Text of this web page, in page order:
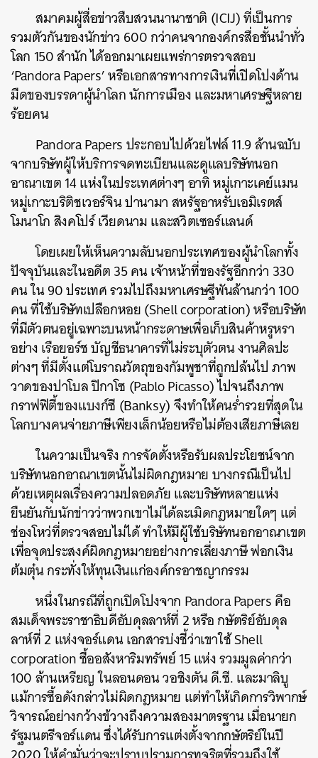
สมาคมผู้สื่อข่าวสืบสวนนานาชาติ (ICIJ) ที่เป็นการ
รวมตัวกันของนักข่าว 600 กว่าคนจากองค์กรสื่อชั้นนำทั่ว
โลก 150 สำนัก ได้ออกมาเผยแพร่การตรวจสอบ
‘Pandora Papers’ หรือเอกสารทางการเงินที่เปิดโปงด้าน
มืดของบรรดาผู้นำโลก นักการเมือง และมหาเศรษฐีหลาย
ร้อยคน
Pandora Papers ประกอบไปด้วยไฟล์ 11.9 ล้านฉบับ
จากบริษัทผู้ให้บริการจดทะเบียนและดูแลบริษัทนอก
อาณาเขต14 แห่งในประเทศต่างๆ อาทิ หมู่เกาะเคย์แมน
หมู่เกาะบริติชเวอร์จิน ปานามา สหรัฐอาหรับเอมิเรตส์
โมนาโก สิงคโปร์ เวียดนาม และสวิตเซอร์แลนด์
โดยเผยให้เห็นความลับนอกประเทศของผู้นำโลกทั้ง
ปัจจุบันและในอดีต 35 คน เจ้าหน้าที่ของรัฐอีกกว่า 330
คน ใน 90 ประเทศ รวมไปถึงมหาเศรษฐีพันล้านกว่า 100
คน ที่ใช้บริษัทเปลือกหอย (Shell corporation) หรือบริษัท
ที่มีตัวตนอยู่เฉพาะบนหน้ากระดาษเพื่อเก็บสินค้าหรูหรา
อย่าง เรือยอร์ช บัญชีธนาคารที่ไม่ระบุตัวตน งานศิลปะ
ต่างๆ ที่มีตั้งแต่โบราณวัตถุของกัมพูชาที่ถูกปล้นไป ภาพ
วาดของปาโบล ปิกาโซ (Pablo Picasso) ไปจนถึงภาพ
กราฟฟิตี้ของแบงก์ซี (Banksy) จึงทำให้คนร่ำรวยที่สุดใน
โลกบางคนจ่ายภาษีเพียงเล็กน้อยหรือไม่ต้องเสียภาษีเลย
ในความเป็นจริง การจัดตั้งหรือรับผลประโยชน์จาก
บริษัทนอกอาณาเขตนั้นไม่ผิดกฎหมาย บางกรณีเป็นไป
ด้วยเหตุผลเรื่องความปลอดภัย และบริษัทหลายแห่ง
ยืนยันกับนักข่าวว่าพวกเขาไม่ได้ละเมิดกฎหมายใดๆ แต่
ช่องโหว่ที่ตรวจสอบไม่ได้ ทำให้มีผู้ใช้บริษัทนอกอาณาเขต
เพื่อจุดประสงค์ผิดกฎหมายอย่างการเลี่ยงภาษี ฟอกเงิน
ต้มตุ๋น กระทั่งให้ทุนเงินแก่องค์กรอาชญากรรม
หนึ่งในกรณีที่ถูกเปิดโปงจาก Pandora Papers คือ
สมเด็จพระราชาธิบดีอับดุลลาห์ที่ 2 หรือ กษัตริย์อับดุล
ลาห์ที่ 2 แห่งจอร์แดน เอกสารบ่งชี้ว่าเขาใช้ Shell
corporation ซื้ออสังหาริมทรัพย์ 15 แห่ง รวมมูลค่ากว่า
100 ล้านเหรียญ ในลอนดอน วอชิงตัน ดี.ซี. และมาลิบู
แม้การซื้อดังกล่าวไม่ผิดกฎหมาย แต่ทำให้เกิดการวิพากษ์
วิจารณ์อย่างกว้างข้วางถึงความสองมาตรฐาน เมื่อนายก
รัฐมนตรีจอร์แดน ซึ่งได้รับการแต่งตั้งจากกษัตริย์ในปี